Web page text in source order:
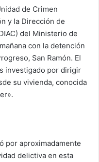
de Crimen
y la Dirección de
del Ministerio de
con la detención
San Ramón. El
investigado por dirigir
su vivienda, conocida
por aproximadamente
delictiva en esta